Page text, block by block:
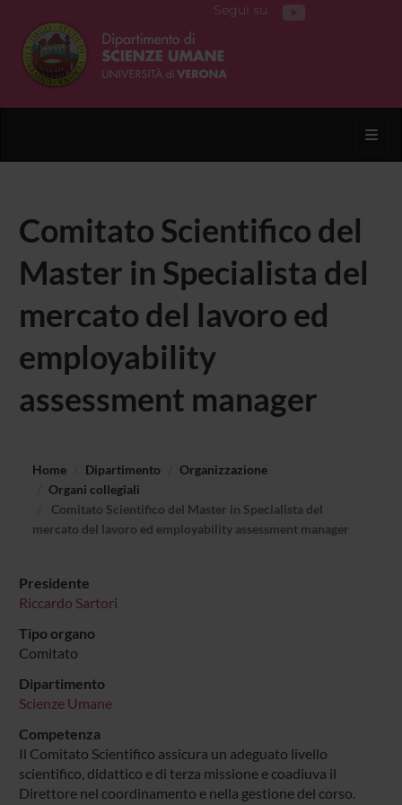
Segui su
Comitato Scientifico del
Master in Specialista del
mercato del lavoro ed
employability
assessment manager
Home Dipartimento
Organizzazione
Organi collegiali
Comitato Scientifico del Master in Specialista del
mercato del lavoro ed employability assessment manager
Presidente
Riccardo Sartori
Tipo organo
Comitato
Dipartimento
Scienze Umane
Competenza
Il Comitato Scientifico assicura un adeguato livello
scientifico, didattico e di terza missione e coadiuva il
Direttore nel coordinamento e nella gestione del corso.